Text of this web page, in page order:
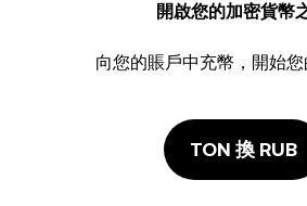
開啟您的加密貨幣
向您的賬戶中充幣，開始
TON 換 RUB